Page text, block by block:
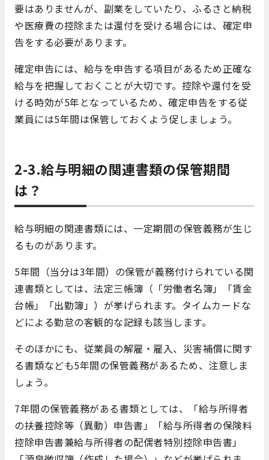
要はありませんが、副業をしていたり、ふるさと納税
や医療費の控除または還付を受ける場合には、確定申
告をする必要があります。
確定申告には、給与を申告する項目があるため正確な
給与を把握しておくことが大切です。控除や還付を受
ける時効が5年となっているため、確定申告をする従
業員には5年間は保管しておくよう促しましょう。
2-3.給与明細の関連書類の保管期間
は？
給与明細の関連書類には、一定期間の保管義務が生じ
るものがあります。
5年間（当分は3年間）の保管が義務付けられている関
連書類としては、法定三帳簿（「労働者名簿」「賃金
台帳」「出勤簿」）が挙げられます。タイムカードな
どによる勤怠の客観的な記録も該当します。
そのほかにも、従業員の解雇・雇入、災害補償に関す
る書類なども5年間の保管義務があるため、注意しま
しょう。
7年間の保管義務がある書類としては、「給与所得者
の扶養控除等（異動）申告書」「給与所得者の保険料
控除申告書兼給与所得者の配偶者特別控除申告書」